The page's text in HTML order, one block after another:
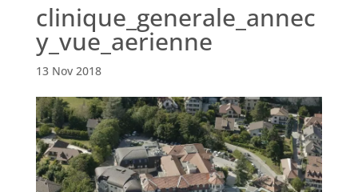
clinique_generale_annec
y_vue_aerienne
13 Nov 2018